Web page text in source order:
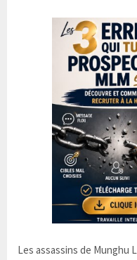
Les assassins de Munghu